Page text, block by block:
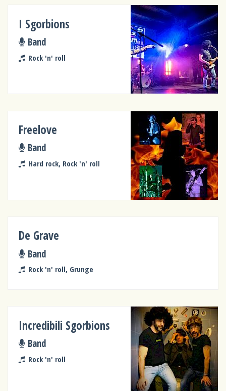
I Sgorbions
Band
Rock 'n' roll
Freelove
Band
Hard rock, Rock 'n' roll
De Grave
Band
Rock 'n' roll, Grunge
Incredibili Sgorbions
Band
Rock 'n' roll